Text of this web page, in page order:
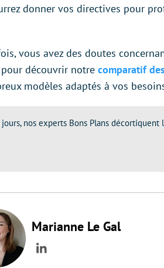
donner vos directives pour
vous avez des doutes
découvrir notre comparatif
modèles adaptés à vos
jours, nos experts Bons Plans
Marianne Le Gal
LinkedIn